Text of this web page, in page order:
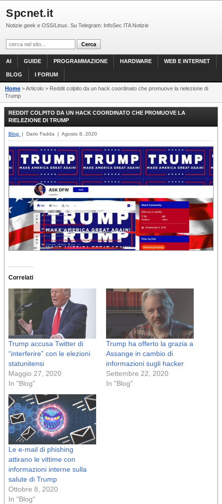
Spcnet.it
Notizie geek e OSS/Linux. Su Telegram: InfoSec ITA Notizie
AI GUIDE PROGRAMMAZIONE HARDWARE WEB E INTERNET
BLOG I FORUM
Home > Articolo > Reddit colpito da un hack coordinato che promuove la rielezione di
Trump
REDDIT COLPITO DA UN HACK COORDINATO CHE PROMUOVE LA
RIELEZIONE DI TRUMP
Blog | Dario Fadda | Agosto 8, 2020
Correlati
Trump accusa Twitter di
“interferire” con le elezioni
statunitensi
Maggio 27, 2020
In "Blog"
Trump ha offerto la grazia a
Assange in cambio di
informazioni sugli hacker
Settembre 22, 2020
In "Blog"
Le e-mail di phishing
attirano le vittime con
informazioni interne sulla
salute di Trump
Ottobre 8, 2020
In "Blog"